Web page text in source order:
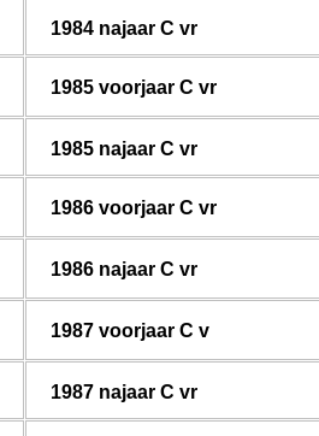
1984 najaar C vr
1985 voorjaar C vr
1985 najaar C vr
1986 voorjaar C vr
1986 najaar C vr
1987 voorjaar C v
1987 najaar C vr